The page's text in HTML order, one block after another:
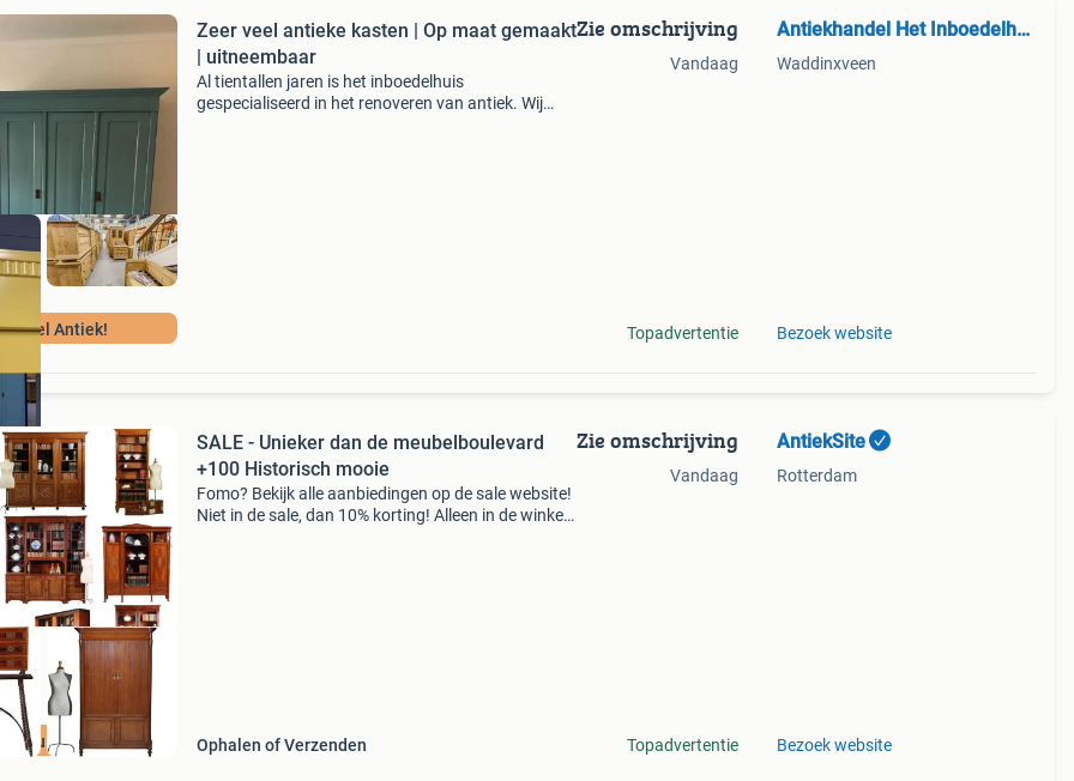
Antiek!
Zeer veel antieke kasten | Op maat gemaakt
| uitneembaar
Al tientallen jaren is het inboedelhuis
gespecialiseerd in het renoveren van antiek. Wij
Zie omschrijving
Vandaag
Topadvertentie
Antiekhandel Het Inboedelhuis
Waddinxveen
Bezoek website
nu de SALE
SALE - Unieker dan de meubelboulevard
+100 Historisch mooie
Fomo? Bekijk alle aanbiedingen op de sale website!
Niet in de sale, dan 10% korting! Alleen in de winkel;
Ophalen of Verzenden
Zie omschrijving
Vandaag
Topadvertentie
AntiekSite
Rotterdam
Bezoek website